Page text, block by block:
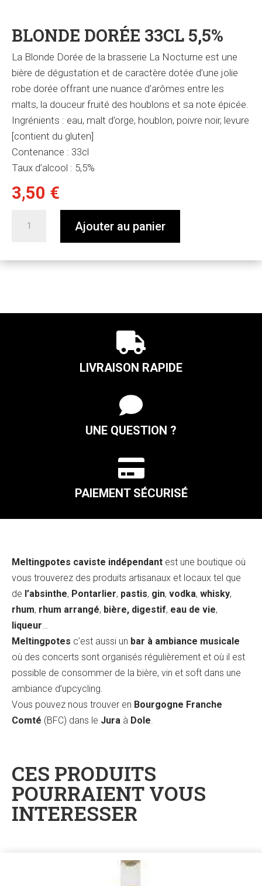
BLONDE DORÉE 33CL 5,5%
La Blonde Dorée de la brasserie La Nocturne est une
bière de dégustation et de caractère dotée d’une jolie
robe dorée offrant une nuance d’arômes entre les
malts, la douceur fruité des houblons et sa note épicée.
Ingrénients : eau, malt d’orge, houblon, poivre noir, levure
[contient du gluten]
Contenance : 33cl
Taux d’alcool : 5,5%
3,50 €
dorée
Ajouter au panier

LIVRAISON RAPIDE

UNE QUESTION ?

PAIEMENT SÉCURISÉ
Meltingpotes caviste indépendant est une boutique où
vous trouverez des produits artisanaux et locaux tel que
de l’absinthe, Pontarlier, pastis, gin, vodka, whisky,
rhum, rhum arrangé, bière, digestif, eau de vie,
liqueur
Meltingpotes c’est aussi un bar à ambiance musicale
où des concerts sont organisés régulièrement et où il est
possible de consommer de la bière, vin et soft dans une
ambiance d’upcycling.
Vous pouvez nous trouver en Bourgogne Franche
Comté (BFC) dans le Jura à Dole
CES PRODUITS
POURRAIENT VOUS
INTERESSER